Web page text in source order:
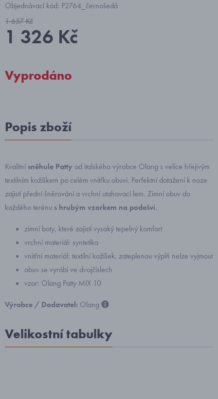
Objednávací kód: P2764_černošedá
1 657 Kč
1 326 Kč
Vyprodáno
Popis zboží
Kvalitní sněhule Patty od italského výrobce Olang s velice hřejivým
textilním kožíškem po celém vnitřku obuvi. Perfektní dotažení k noze
zajistí přední šněrování a vrchní utahovací lem. Zimní obuv do
každého terénu s hrubým vzorkem na podešvi.
zimní boty, které zajistí vysoký tepelný komfort
vrchní materiál: syntetika
vnitřní materiál: textilní kožíšek, zateplenou výplň nelze vyjmout
obuv se vyrábí ve dvojčíslech
vzor: Olang Patty MIX 10
Výrobce / Dodavatel: Olang
Velikostní tabulky